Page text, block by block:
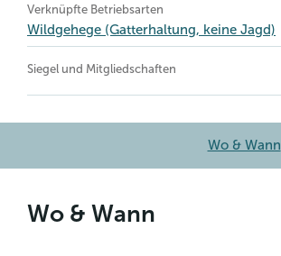
Verknüpfte Betriebsarten
Wildgehege (Gatterhaltung, keine Jagd)
Siegel und Mitgliedschaften
Wo & Wann
Wo & Wann